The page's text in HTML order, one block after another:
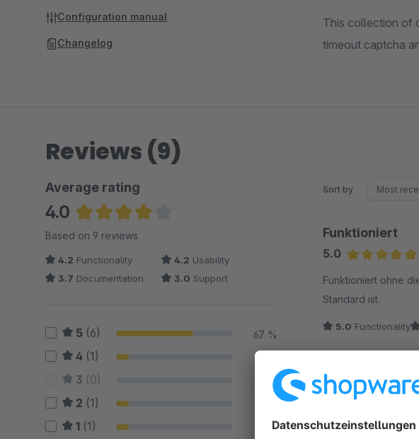
This collection of
timeout captcha
Configuration manual
Changelog
Reviews (9)
Average rating
4.0
Average rating of 4 out of 5 stars
Based on 9 reviews
4.2 Functionality 4.2 Usability
3.7 Documentation 3.0 Support
5 (6) 67 %
4 (1)
3 (0) 0 %
2 (1)
1 (1) 11 %
Sort by
Funktioniert
5.0
Funktioniert ohne
Standard ist.
5.0 Functionality
Funktioniert
Average
Hi, sorry, kann dich